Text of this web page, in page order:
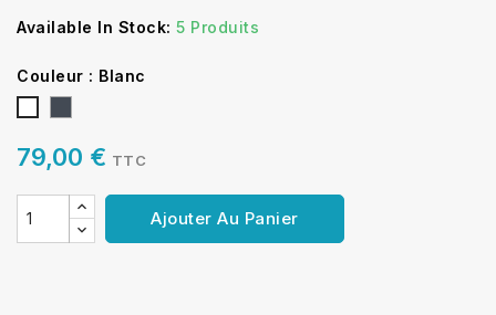
Available In Stock: 5 Produits
Couleur : Blanc
79,00 € TTC
Ajouter Au Panier